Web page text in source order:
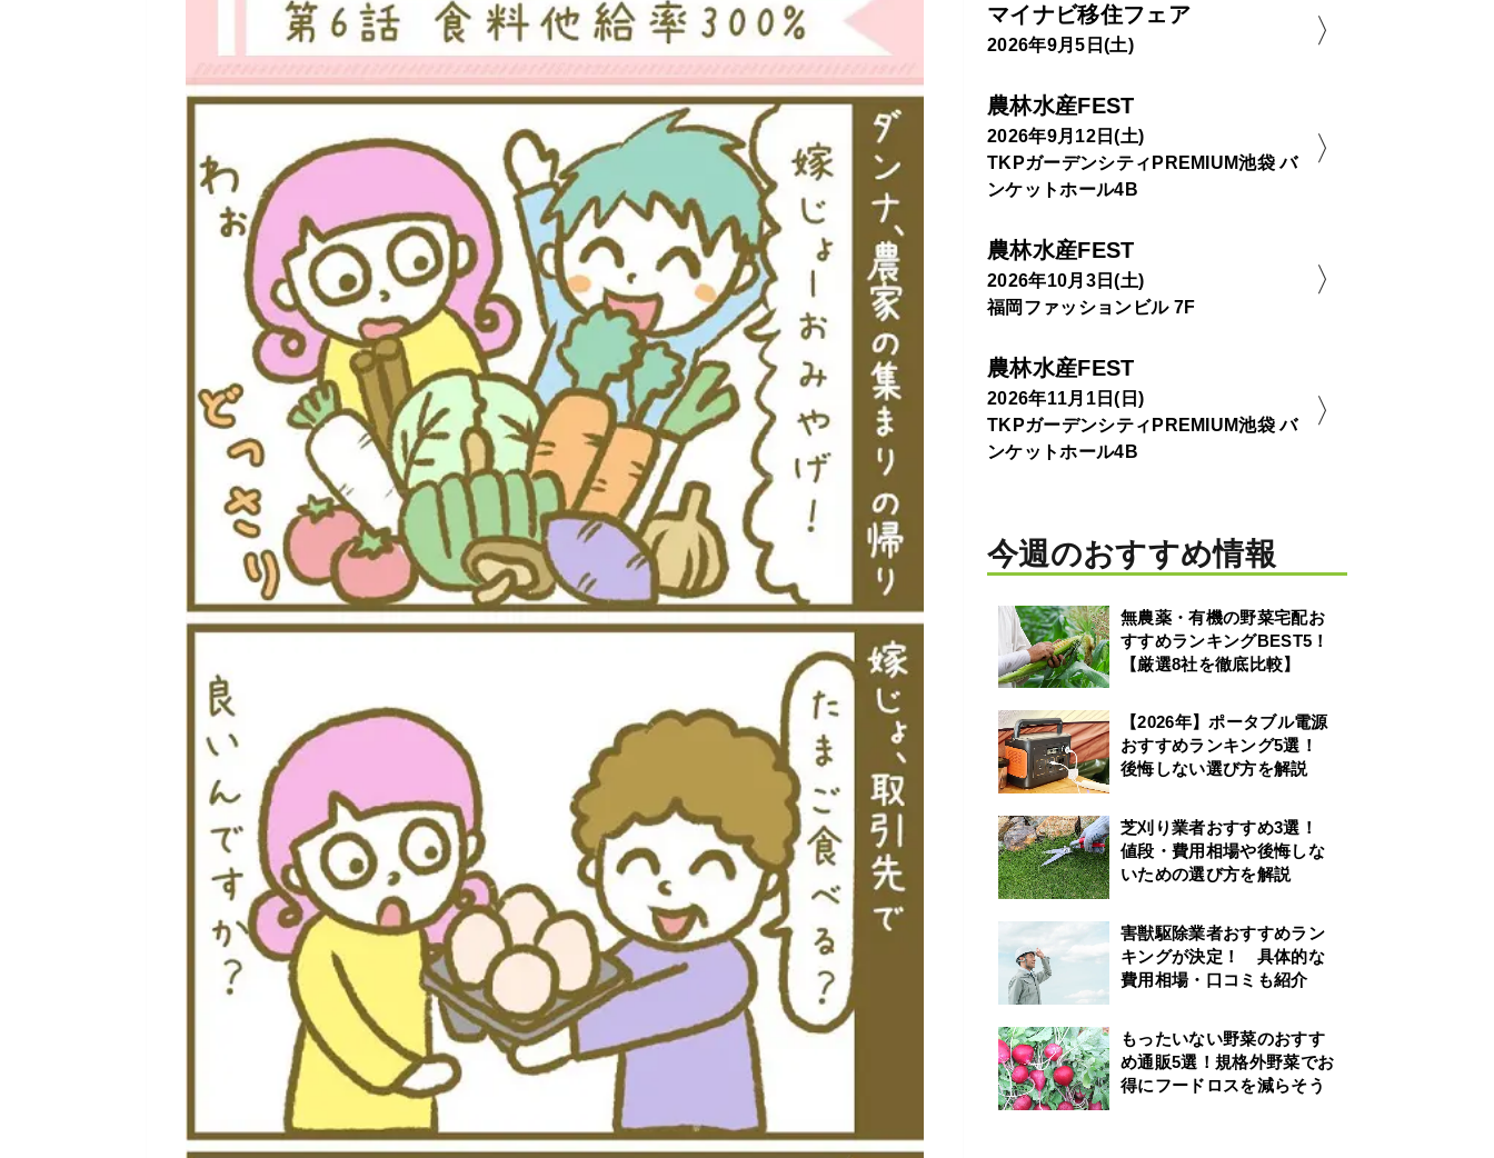
マイナビ移住フェア
2026年9月5日(土)
農林水産FEST
2026年9月12日(土)
TKPガーデンシティPREMIUM池袋 バ
ンケットホール4B
農林水産FEST
2026年10月3日(土)
福岡ファッションビル 7F
農林水産FEST
2026年11月1日(日)
TKPガーデンシティPREMIUM池袋 バ
ンケットホール4B
今週のおすすめ情報
無農薬・有機の野菜宅配お
すすめランキングBEST5！
【厳選8社を徹底比較】
【2026年】ポータブル電源
おすすめランキング5選！
後悔しない選び方を解説
芝刈り業者おすすめ3選！
値段・費用相場や後悔しな
いための選び方を解説
害獣駆除業者おすすめラン
キングが決定！ 具体的な
費用相場・口コミも紹介
もったいない野菜のおすす
め通販5選！規格外野菜でお
得にフードロスを減らそう